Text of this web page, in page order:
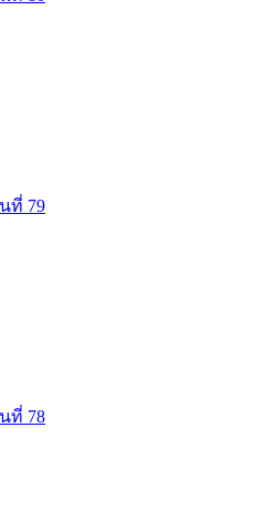
ที่ 79
ที่ 78